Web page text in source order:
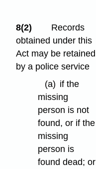
8(2)
Records
obtained under this
Act may be retained
by a police service
(a) if the
missing
person is not
found, or if the
missing
person is
found dead; or